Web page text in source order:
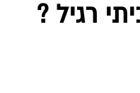
רגיל ?